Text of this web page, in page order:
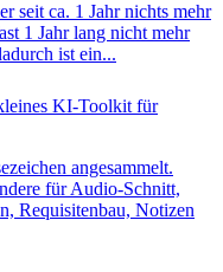
seit ca. 1 Jahr nichts mehr
1 Jahr lang nicht mehr
ist ein...
KI-Toolkit für
angesammelt.
für Audio-Schnitt,
Requisitenbau, Notizen